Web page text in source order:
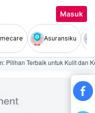
Masuk
Asuransiku
Pilihan Terbaik untuk Kulit dan